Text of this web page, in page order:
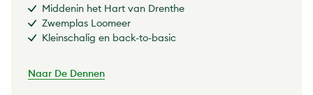
Middenin het Hart van Drenthe
Zwemplas Loomeer
Kleinschalig en back-to-basic
Naar De Dennen